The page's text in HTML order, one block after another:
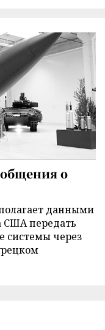
о
данными
США передать
системы через